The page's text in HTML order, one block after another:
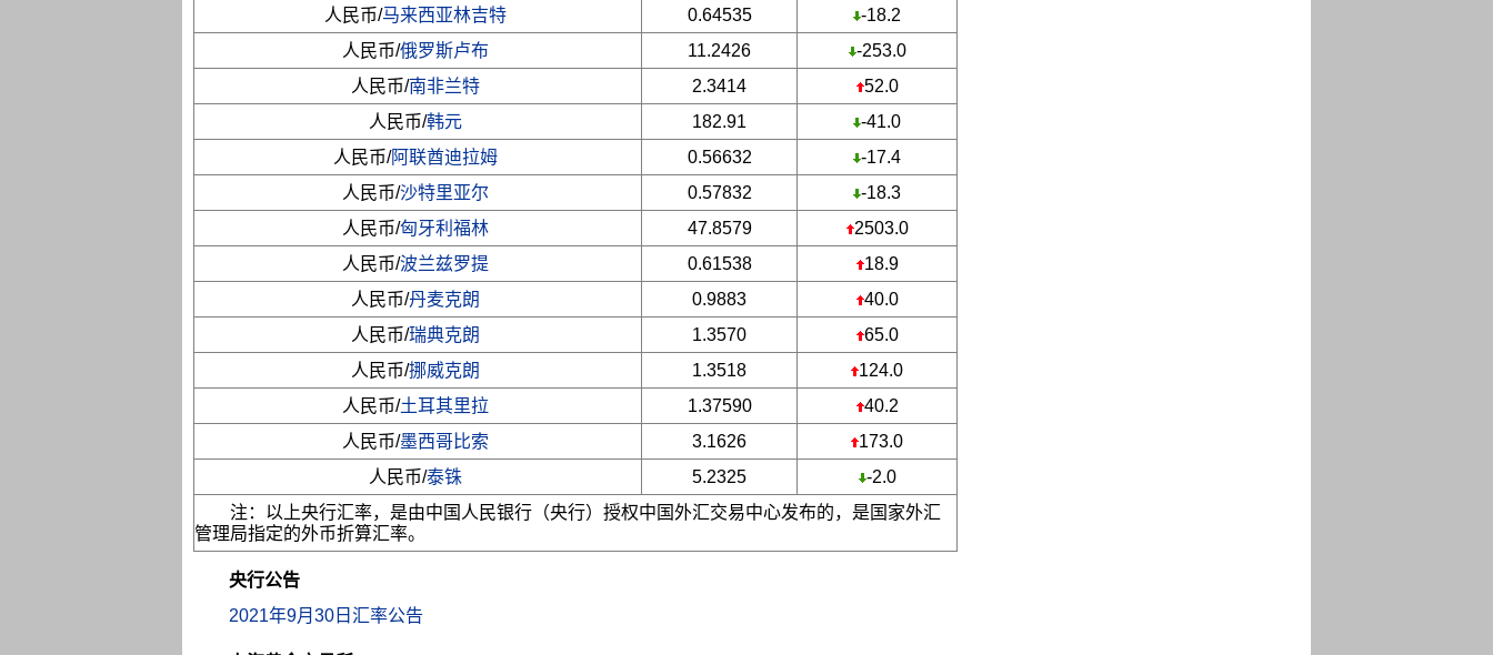
人民币/马来西亚林吉特 0.64535
-18.2
人民币/俄罗斯卢布 11.2426
-253.0
人民币/南非兰特 2.3414
52.0
人民币/韩元 182.91
-41.0
人民币/阿联酋迪拉姆 0.56632
-17.4
人民币/沙特里亚尔 0.57832
-18.3
人民币/匈牙利福林 47.8579
2503.0
人民币/波兰兹罗提 0.61538
18.9
人民币/丹麦克朗 0.9883
40.0
人民币/瑞典克朗 1.3570
65.0
人民币/挪威克朗 1.3518
124.0
人民币/土耳其里拉 1.37590
40.2
人民币/墨西哥比索 3.1626
173.0
人民币/泰铢 5.2325
-2.0
注：以上央行汇率，是由中国人民银行（央行）授权中国外汇交易中心发布的，是国家外汇
管理局指定的外币折算汇率。
央行公告
2021年9月30日汇率公告